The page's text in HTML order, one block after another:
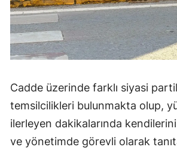
Cadde üzerinde farklı siyasi
temsilcilikleri bulunmakta olup,
ilerleyen dakikalarında
ve yönetimde görevli olarak